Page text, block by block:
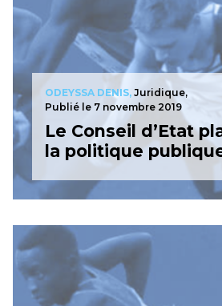
ODEYSSA DENIS, Juridique,
Publié le 7 novembre 2019
Le Conseil d’Etat
la politique